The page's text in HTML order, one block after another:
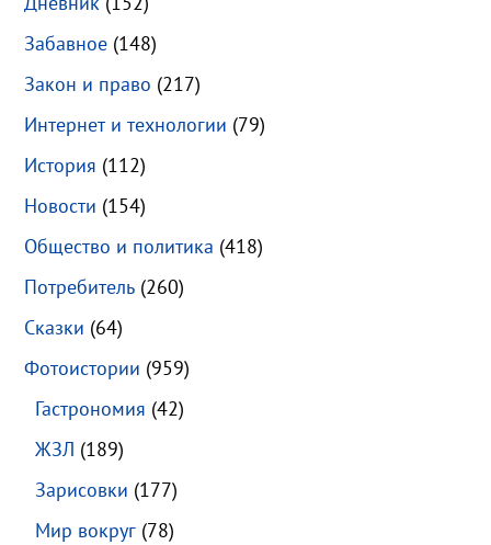
Забавное (148)
Закон и право (217)
Интернет и технологии (79)
История (112)
Новости (154)
Общество и политика (418)
Потребитель (260)
Сказки (64)
Фотоистории (959)
Гастрономия (42)
ЖЗЛ (189)
Зарисовки (177)
Мир вокруг (78)